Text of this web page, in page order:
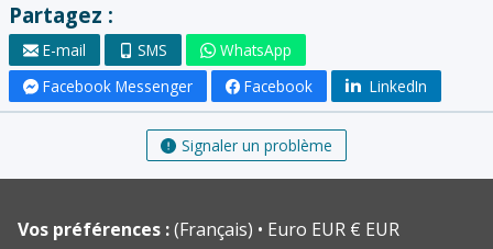
Partagez :
E-mail SMS
WhatsApp
Facebook Messenger
Facebook LinkedIn
Signaler un problème
Vos préférences :(Français)
Euro EUR € EUR